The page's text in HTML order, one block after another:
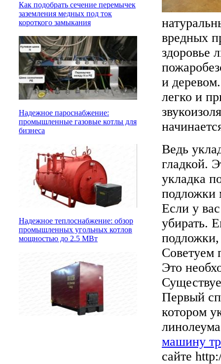
Как подобрать сечение перемычек
заземления медных под ток
короткого замыкания
Надежное пароснабжение:
промышленные газовые котлы для
бизнеса
Надежное теплоснабжение: обзор
промышленных угольных котлов
мощностью до 2.5 МВт
вредных
здоровье
и
легко и
Ведь
гладкой.
укладка
Если у
убирать.
подложки,
Советуем
Это
Первый
котором
машину
сайте